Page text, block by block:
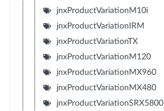
jnxProductVariationM10i
jnxProductVariationIRM
jnxProductVariationTX
jnxProductVariationM120
jnxProductVariationMX960
jnxProductVariationMX480
jnxProductVariationSRX5800